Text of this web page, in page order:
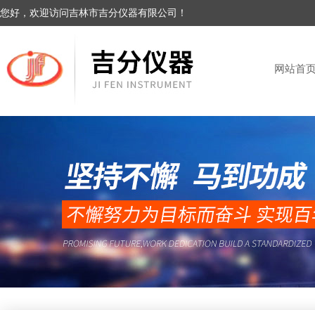
您好，欢迎访问吉林市吉分仪器有限公司！
网站首